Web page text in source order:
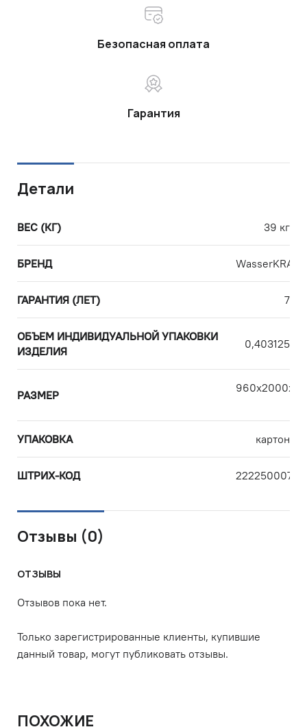
Безопасная оплата
Гарантия
Детали
ВЕС (КГ) 39 кг
БРЕНД WasserKRAFT
ГАРАНТИЯ (ЛЕТ) 7
ОБЪЕМ ИНДИВИДУАЛЬНОЙ УПАКОВКИ
ИЗДЕЛИЯ
0,403125
РАЗМЕР
УПАКОВКА картон
ШТРИХ-КОД
Отзывы (0)
ОТЗЫВЫ
Отзывов пока нет.
Только зарегистрированные клиенты, купившие
данный товар, могут публиковать отзывы.
ПОХОЖИЕ